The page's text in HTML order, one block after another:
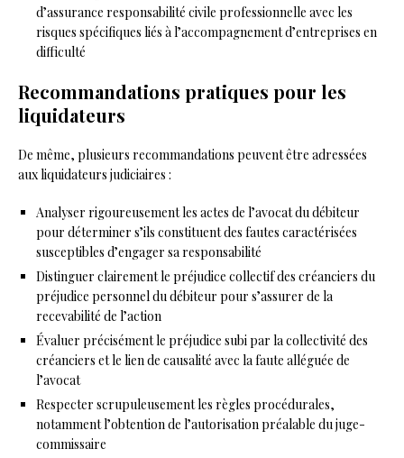
d’assurance responsabilité civile professionnelle avec les
risques spécifiques liés à l’accompagnement d’entreprises en
difficulté
Recommandations pratiques pour les
liquidateurs
De même, plusieurs recommandations peuvent être adressées
aux liquidateurs judiciaires :
Analyser rigoureusement les actes de l’avocat du débiteur
pour déterminer s’ils constituent des fautes caractérisées
susceptibles d’engager sa responsabilité
Distinguer clairement le préjudice collectif des créanciers du
préjudice personnel du débiteur pour s’assurer de la
recevabilité de l’action
Évaluer précisément le préjudice subi par la collectivité des
créanciers et le lien de causalité avec la faute alléguée de
l’avocat
Respecter scrupuleusement les règles procédurales,
notamment l’obtention de l’autorisation préalable du juge-
commissaire